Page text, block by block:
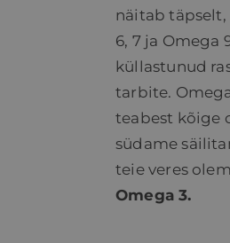
näitab täpselt,
6, 7 ja Omega
küllastunud
tarbite.
teabest kõige
südame
teie veres
Omega 3.